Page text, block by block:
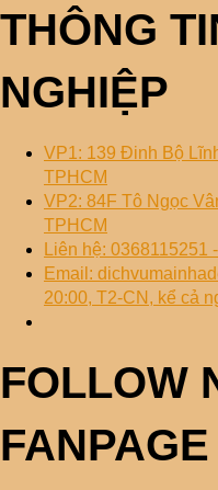
THÔNG
NGHIỆP
VP1: 139 Đinh Bộ
TPHCM
VP2: 84F Tô Ngọc
TPHCM
Liên hệ: 0368115251
Email:
20:00, T2-CN, kể cả
FOLLOW
FANPAGE